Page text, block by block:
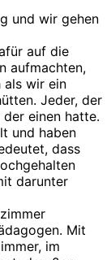
und wir gehen
auf die
aufmachten,
als wir ein
Jeder, der
einen hatte.
und haben
dass
darunter
Mit
im